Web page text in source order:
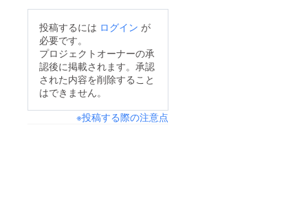
投稿するには ログイン が
必要です。
プロジェクトオーナーの承
認後に掲載されます。承認
された内容を削除すること
はできません。
※投稿する際の注意点